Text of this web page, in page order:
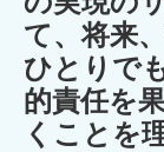
て、将来
ひとりで
的責任を
くことを